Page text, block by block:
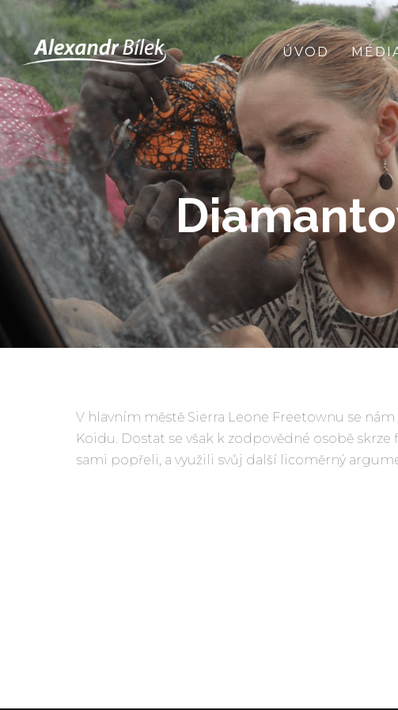
ÚVOD
V hlavním městě Sierra Leone Freetownu se
Koidu. Dostat se však k zodpovědné osobě
sami popřeli, a využili svůj další licoměrný